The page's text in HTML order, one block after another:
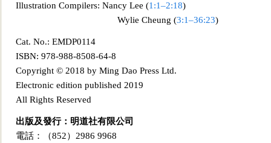
Illustration Compilers: Nancy Lee (1:1–2:18)
Wylie Cheung (3:1–36:23)
Cat. No.: EMDP0114
ISBN: 978-988-8508-64-8
Copyright © 2018 by Ming Dao Press Ltd.
Electronic edition published 2019
All Rights Reserved
出版及發行：明道社有限公司
電話：（852）2986 9968